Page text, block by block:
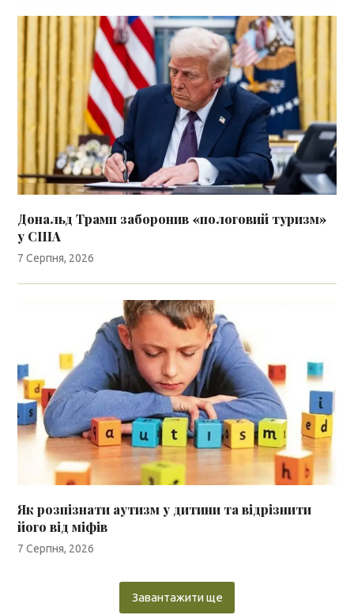
Дональд Трамп заборонив «пологовий туризм»
у США
7 Серпня, 2026
Як розпізнати аутизм у дитини та відрізнити
його від міфів
7 Серпня, 2026
Завантажити ще